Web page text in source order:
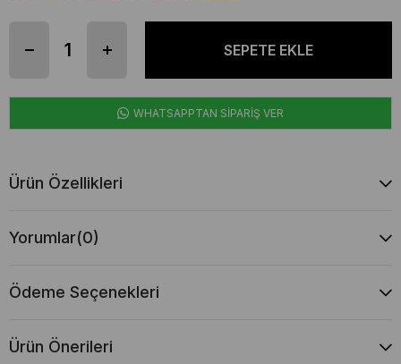
WHATSAPPTAN SİPARİŞ VER
Ürün Özellikleri
Yorumlar(0)
Ödeme Seçenekleri
Ürün Önerileri